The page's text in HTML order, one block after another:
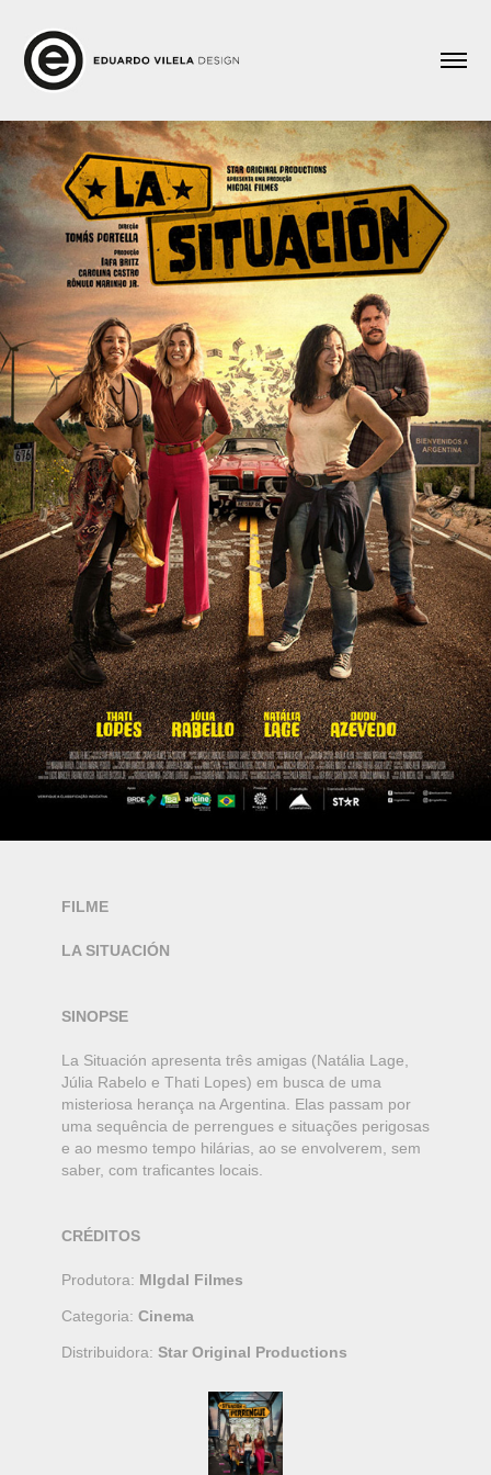
FILME
LA SITUACIÓN
SINOPSE
La Situación apresenta três amigas (Natália Lage,
Júlia Rabelo e Thati Lopes) em busca de uma
misteriosa herança na Argentina. Elas passam por
uma sequência de perrengues e situações perigosas
e ao mesmo tempo hilárias, ao se envolverem, sem
saber, com traficantes locais.
CRÉDITOS
Produtora: MIgdal Filmes
Categoria: Cinema
Distribuidora: Star Original Productions